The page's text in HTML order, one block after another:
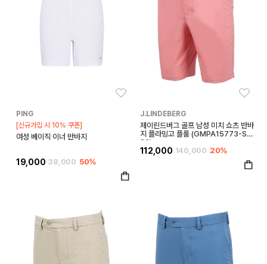
PING
[신규가입 시 10% 쿠폰]
여성 베이직 이너 반바지
19,000 38,000 50%
J.LINDEBERG
제이린드버그 골프 남성 미치 쇼츠 반바
지 플라밍고 플룸 (GMPA15773-S2
26)
112,000 140,000 20%